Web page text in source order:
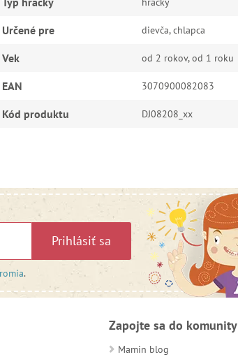
Určené pre dievča, chlapca
Vek od 2 rokov, od 1 roku
EAN 3070900082083
Kód produktu DJ08208_xx
Prihlásiť sa
.
Zapojte sa do komunity
Mamin blog